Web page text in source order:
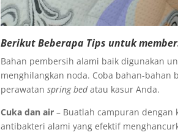
Berikut Beberapa Tips untuk
Bahan pembersih alami baik digunakan
menghilangkan noda. Coba bahan-
perawatanspring bedatau kasur Anda.
Cuka dan air – Buatlah campuran dengan
antibakteri alami yang efektif